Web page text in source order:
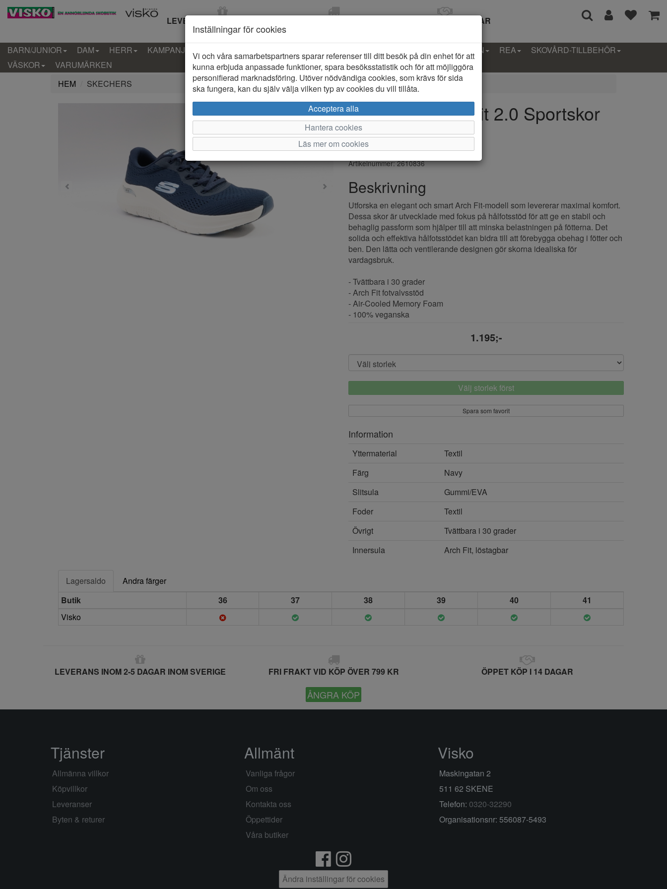
LEVERANS INOM 2-5 DAGAR ÖPPET KÖP I 14 DAGAR
BARN/JUNIOR DAM HERR KAMPANJ KLÄDER-BARN PROVKOLLEKTION REA
SKOVÅRD-TILLBEHÖR
VÄSKOR
VARUMÄRKEN
HEM
SKECHERS
Skechers Arch Fit 2.0 Sportskor
Dam
Varumärke: Skechers
Artikelnummer: 2610836
Beskrivning
Utforska en elegant och smart Arch Fit-modell som levererar maximal komfort.
Dessa skor är utvecklade med fokus på hålfotsstöd för att ge en stabil och
behaglig passform som hjälper till att minska belastningen på fötterna. Det
solida och effektiva hålfotsstödet kan bidra till att förebygga obehag i fötter och
ben. Den lätta och ventilerande designen gör skorna idealiska för
vardagsbruk.
- Tvättbara i 30 grader
- Arch Fit fotvalvsstöd
- Air-Cooled Memory Foam
- 100% veganska
1.195;-
Välj storlek först
Spara som favorit
Information
Yttermaterial
Textil
Färg
Navy
Slitsula
Gummi/EVA
Foder
Textil
Övrigt
Tvättbara i 30 grader
Innersula
Arch Fit, löstagbar
Lagersaldo
Andra färger
Butik
36 37 38 39 40
41
Visko
LEVERANS INOM 2-5 DAGAR INOM SVERIGE FRI FRAKT VID KÖP ÖVER 799 KR ÖPPET KÖP I 14 DAGAR
ÅNGRA KÖP
Inställningar för cookies
Vi och våra samarbetspartners sparar referenser till ditt besök på din enhet för att
kunna erbjuda anpassade funktioner, spara besöksstatistik och för att möjliggöra
personifierad marknadsföring. Utöver nödvändiga cookies, som krävs för sida
ska fungera, kan du själv välja vilken typ av cookies du vill tillåta.
Acceptera alla
Hantera cookies
Läs mer om cookies
Tjänster
Allmänna villkor
Köpvillkor
Leveranser
Byten & returer
Allmänt
Vanliga frågor
Om oss
Kontakta oss
Öppettider
Våra butiker
Visko
Maskingatan 2
511 62 SKENE
Telefon: 0320-32290
Organisationsnr: 556087-5493
Ändra inställingar för cookies